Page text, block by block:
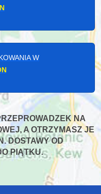
W
NA
A OTRZYMASZ JE
DOSTAWY OD
PIĄTKU.